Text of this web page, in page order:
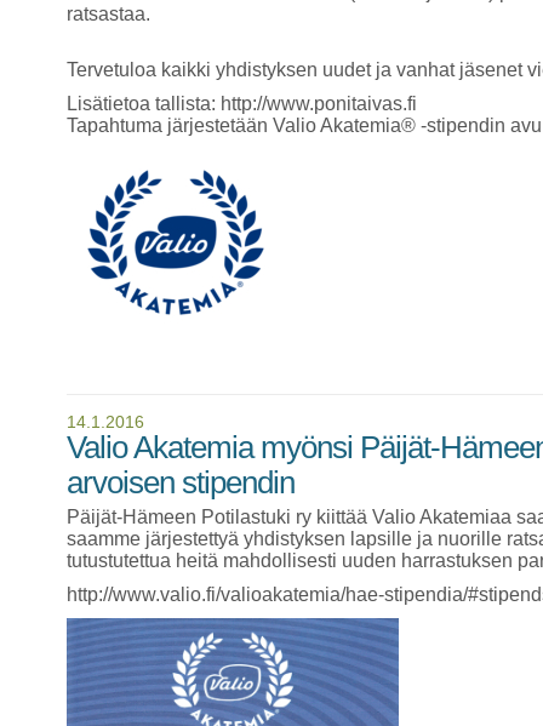
ratsastaa.
Tervetuloa kaikki yhdistyksen uudet ja vanhat jäsenet
Lisätietoa tallista: http://www.ponitaivas.fi
Tapahtuma järjestetään Valio Akatemia® -stipendin
14.1.2016
Valio Akatemia myönsi Päijät-
arvoisen stipendin
Päijät-Hämeen Potilastuki ry kiittää Valio Akatemiaa
saamme järjestettyä yhdistyksen lapsille ja nuorille
tutustutettua heitä mahdollisesti uuden harrastuksen
http://www.valio.fi/valioakatemia/hae-stipendia/